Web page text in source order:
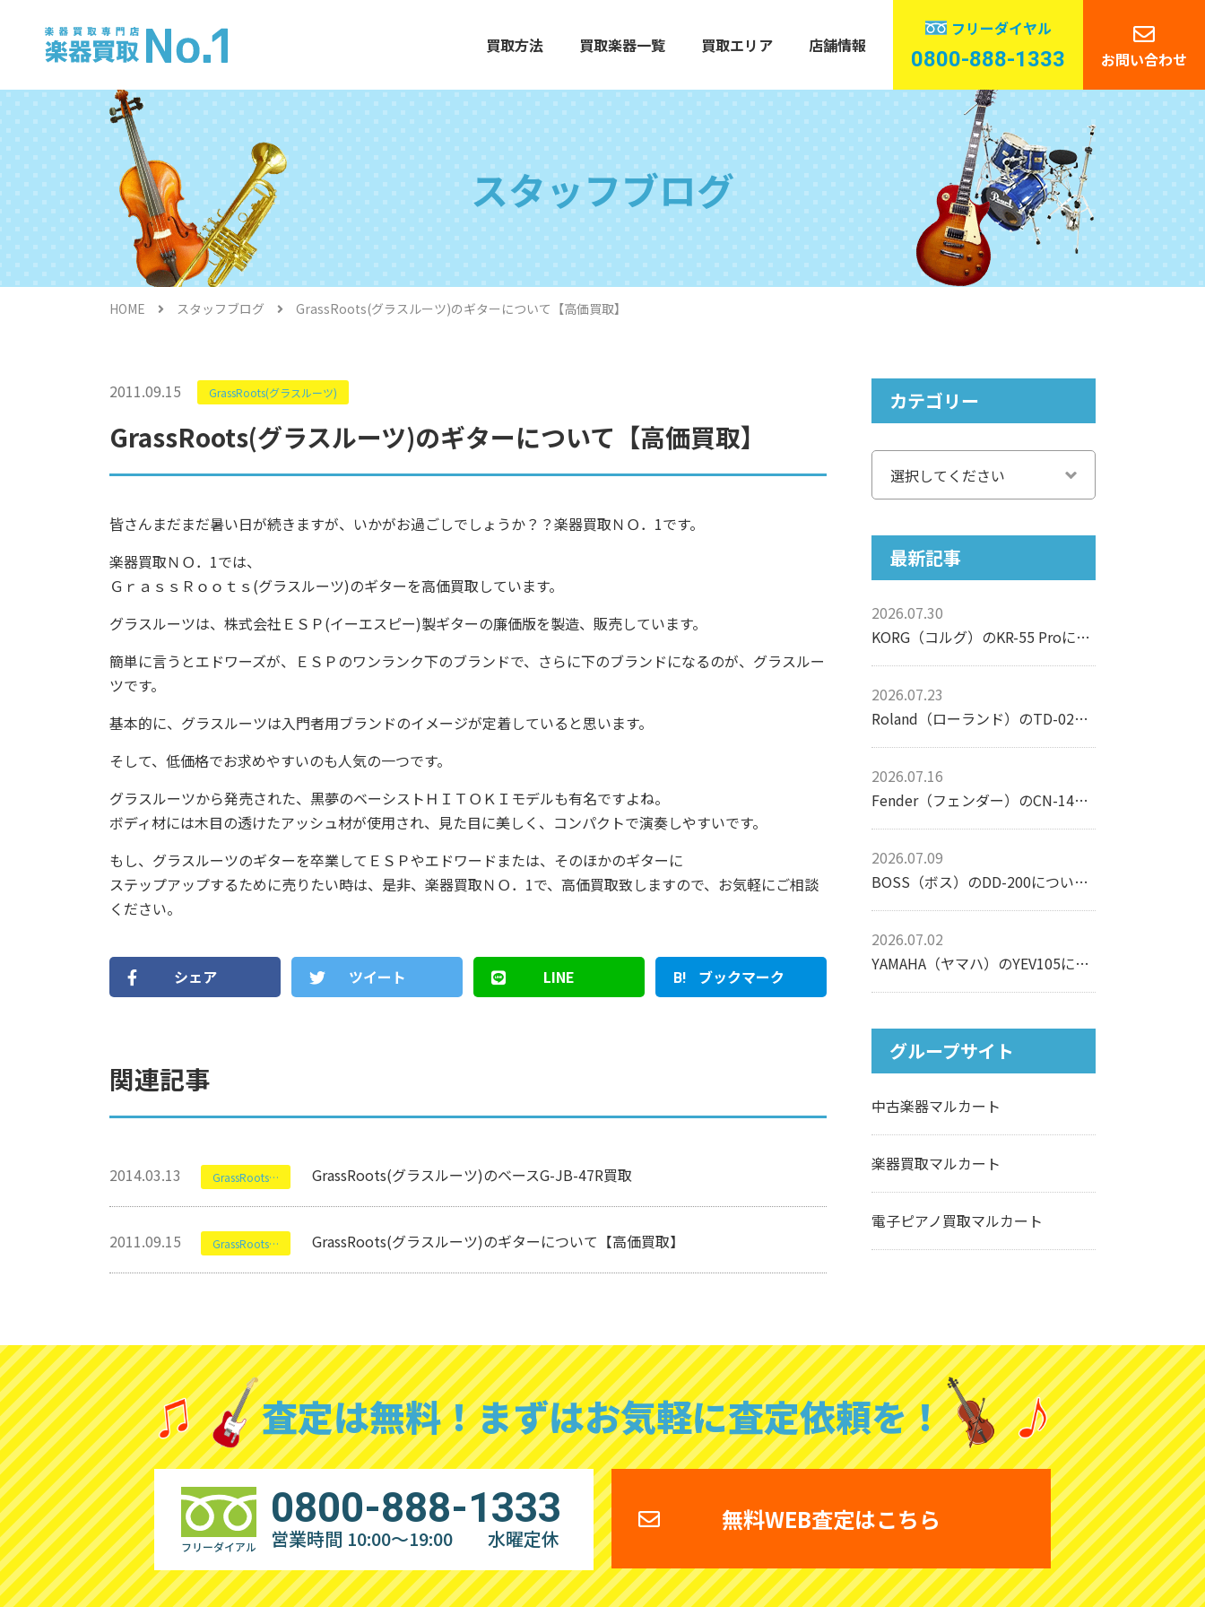
買取方法 買取楽器一覧 買取エリア 店舗情報
フリーダイヤル
0800-888-1333 お問い合わせ
スタッフブログ
HOME スタッフブログ GrassRoots(グラスルーツ)のギターについて【高価買取】
2011.09.15 GrassRoots(グラスルーツ)
GrassRoots(グラスルーツ)のギターについて【高価買取】
皆さんまだまだ暑い日が続きますが、いかがお過ごしでしょうか？？楽器買取ＮＯ．1です。
楽器買取ＮＯ．1では、
ＧｒａｓｓＲｏｏｔｓ(グラスルーツ)のギターを高価買取しています。
グラスルーツは、株式会社ＥＳＰ(イーエスピー)製ギターの廉価版を製造、販売しています。
簡単に言うとエドワーズが、ＥＳＰのワンランク下のブランドで、さらに下のブランドになるのが、グラスルー
ツです。
基本的に、グラスルーツは入門者用ブランドのイメージが定着していると思います。
そして、低価格でお求めやすいのも人気の一つです。
グラスルーツから発売された、黒夢のベーシストＨＩＴＯＫＩモデルも有名ですよね。
ボディ材には木目の透けたアッシュ材が使用され、見た目に美しく、コンパクトで演奏しやすいです。
もし、グラスルーツのギターを卒業してＥＳＰやエドワードまたは、そのほかのギターに
ステップアップするために売りたい時は、是非、楽器買取ＮＯ．1で、高価買取致しますので、お気軽にご相談
ください。
シェア ツイート LINE ブックマーク
関連記事
2014.03.13 GrassRoots(グラスルーツ) GrassRoots(グラスルーツ)のベースG-JB-47R買取
2011.09.15 GrassRoots(グラスルーツ) GrassRoots(グラスルーツ)のギターについて【高価買取】
カテゴリー
最新記事
2026.07.30
KORG（コルグ）のKR-55 Proについて【リズムマシン】
2026.07.23
Roland（ローランド）のTD-02Kについて【電子ドラム】
2026.07.16
Fender（フェンダー）のCN-140SCEについて【アコースティックギター】
2026.07.09
BOSS（ボス）のDD-200について【エフェクター】
2026.07.02
YAMAHA（ヤマハ）のYEV105について【エレクトリックバイオリン】
グループサイト
中古楽器マルカート
楽器買取マルカート
電子ピアノ買取マルカート
査定は無料！まずはお気軽に査定依頼を！
フリーダイアル
0800-888-1333
営業時間 10:00～19:00 水曜定休
無料WEB査定はこちら